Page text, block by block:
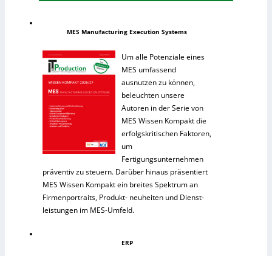
MES Manufacturing Execution Systems
Um alle Potenziale eines
MES umfassend
ausnutzen zu können,
beleuchten unsere
Autoren in der Serie von
MES Wissen Kompakt die
erfolgskritischen Faktoren,
um
Fertigungsunternehmen
präventiv zu steuern. Darüber hinaus präsentiert
MES Wissen Kompakt ein breites Spektrum an
Firmenportraits, Produkt- neuheiten und Dienst-
leistungen im MES-Umfeld.
ERP